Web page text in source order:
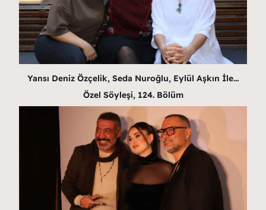
Yansı Deniz Özçelik, Seda Nuroğlu, Eylül Aşkın İle…
Özel Söyleşi, 124. Bölüm